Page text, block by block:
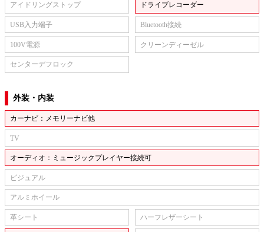
アイドリングストップ ドライブレコーダー
USB入力端子 Bluetooth接続
100V電源 クリーンディーゼル
センターデフロック
外装・内装
カーナビ：メモリーナビ他
TV
オーディオ：ミュージックプレイヤー接続可
ビジュアル
アルミホイール
革シート ハーフレザーシート